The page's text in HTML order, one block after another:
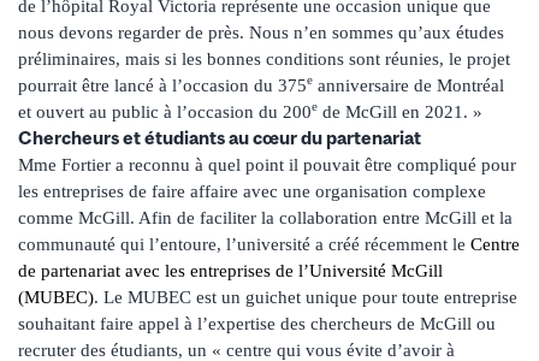
de l’hôpital Royal Victoria représente une occasion unique que
nous devons regarder de près. Nous n’en sommes qu’aux études
préliminaires, mais si les bonnes conditions sont réunies, le projet
pourrait être lancé à l’occasion du 375e anniversaire de Montréal
et ouvert au public à l’occasion du 200e de McGill en 2021. »
Chercheurs et étudiants au cœur du partenariat
Mme Fortier a reconnu à quel point il pouvait être compliqué pour
les entreprises de faire affaire avec une organisation complexe
comme McGill. Afin de faciliter la collaboration entre McGill et la
communauté qui l’entoure, l’université a créé récemment le Centre
de partenariat avec les entreprises de l’Université McGill
(MUBEC). Le MUBEC est un guichet unique pour toute entreprise
souhaitant faire appel à l’expertise des chercheurs de McGill ou
recruter des étudiants, un « centre qui vous évite d’avoir à